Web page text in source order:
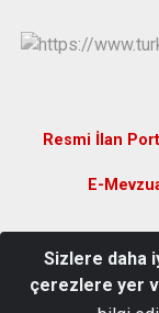
Resmi İlan
E-
Sizlere daha
çerezlere yer